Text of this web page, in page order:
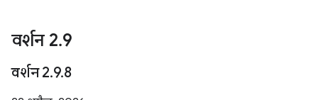
वर्शन 2.9
वर्शन 2.9.8